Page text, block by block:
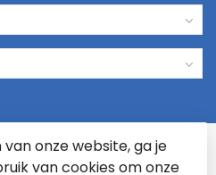
onze website, ga je
van cookies om onze